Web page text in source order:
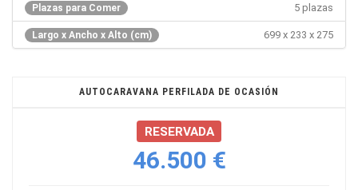
Plazas para Comer 5 plazas
Largo x Ancho x Alto (cm) 699 x 233 x 275
AUTOCARAVANA PERFILADA DE OCASIÓN
RESERVADA
46.500 €